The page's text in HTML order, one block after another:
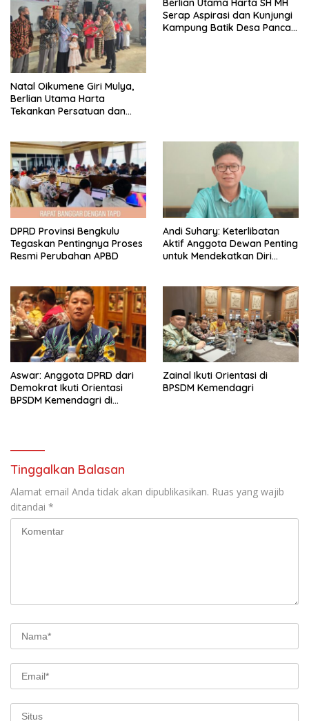
‎Natal Oikumene Giri Mulya,
Berlian Utama Harta
Tekankan Persatuan dan
Berlian Utama Harta SH MH
Serap Aspirasi dan Kunjungi
Kampung Batik Desa Panca
DPRD Provinsi Bengkulu
Tegaskan Pentingnya Proses
Resmi Perubahan APBD
Andi Suhary: Keterlibatan
Aktif Anggota Dewan Penting
untuk Mendekatkan Diri
Aswar: Anggota DPRD dari
Demokrat Ikuti Orientasi
BPSDM Kemendagri di
Zainal Ikuti Orientasi di
BPSDM Kemendagri
Tinggalkan Balasan
Alamat email Anda tidak akan dipublikasikan. Ruas yang wajib
ditandai *